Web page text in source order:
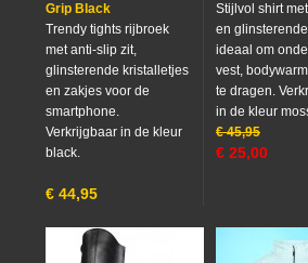
Grip Black
Trendy tights rijbroek
met anti-slip zit,
glinsterende kristalletjes
en zakjes voor de
smartphone.
Verkrijgbaar in de kleur
black.
€ 44,95
Stijlvol shirt
en
ideaal om
vest,
te dragen.
in de kleur
€ 45,95
€ 25,00